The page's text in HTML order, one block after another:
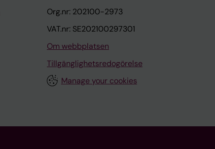
Org.nr: 202100-2973
VAT.nr: SE202100297301
Om webbplatsen
Tillgänglighetsredogörelse
Manage your cookies